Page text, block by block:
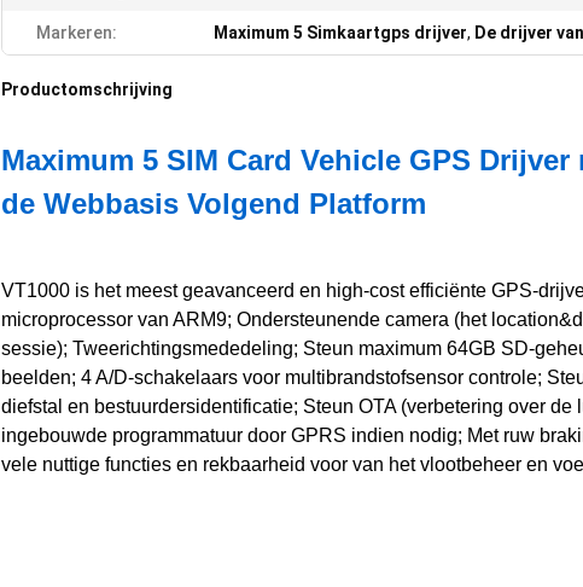
Markeren: Maximum 5 Simkaartgps drijver, De drijver
Productomschrijving
Maximum 5 SIM Card Vehicle GPS
de Webbasis Volgend Platform
VT1000 is het meest geavanceerd en high-cost efficiënte GPS-
microprocessor van ARM9; Ondersteunende camera (het
sessie); Tweerichtingsmededeling; Steun maximum 64GB SD-
beelden; 4 A/D-schakelaars voor multibrandstofsensor controle;
diefstal en bestuurdersidentificatie; Steun OTA (verbetering over
ingebouwde programmatuur door GPRS indien nodig; Met ruw
vele nuttige functies en rekbaarheid voor van het vlootbeheer en